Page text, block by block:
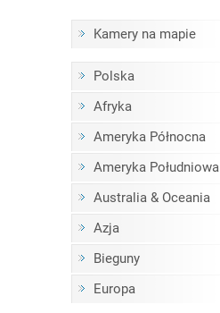
Kamery na mapie
Polska
Afryka
Ameryka Północna
Ameryka Południowa
Australia & Oceania
Azja
Bieguny
Europa